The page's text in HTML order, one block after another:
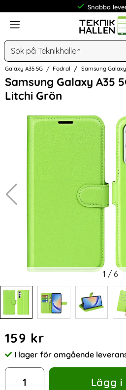
Frakt från
Meny
Sök
Galaxy A35 5G Fodral Samsung
Samsung Galaxy A35
Litchi Grön
Hoppa
över
Bilder
1 / 6
pris
159 kr
Tillgänglighet:
I lager för omgående
antal
Lägg